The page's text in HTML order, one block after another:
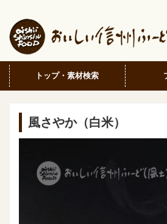
トップ・素材検索
風さやか（白米）